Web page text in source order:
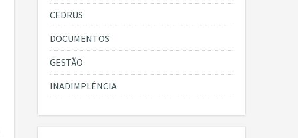
CEDRUS
DOCUMENTOS
GESTÃO
INADIMPLÊNCIA